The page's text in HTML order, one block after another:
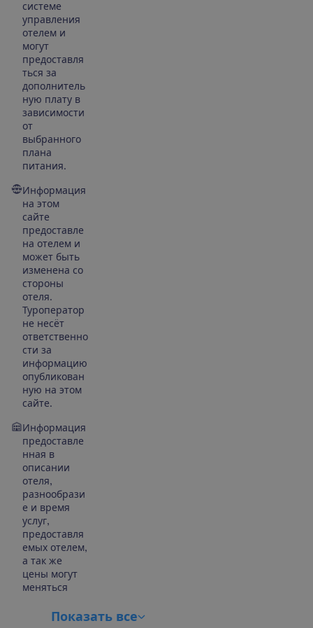
системе
управления
отелем и
могут
предоставля
ться за
дополнитель
ную плату в
зависимости
от
выбранного
плана
питания.
Информация
на этом
сайте
предоставле
на отелем и
может быть
изменена со
стороны
отеля.
Туроператор
не несёт
ответственно
сти за
информацию
опубликован
ную на этом
сайте.
Информация
предоставле
нная в
описании
отеля,
разнообрази
е и время
услуг,
предоставля
емых отелем,
а так же
цены могут
меняться
Показать все